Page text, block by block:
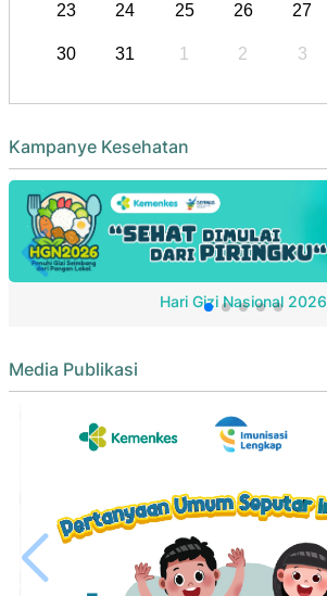
23 24 25 26 27
30 31 1 2 3
Kampanye Kesehatan
Hari Gizi Nasional 2026
Media Publikasi